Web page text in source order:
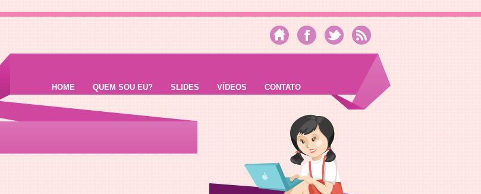
HOME QUEM SOU EU? SLIDES VÍDEOS CONTATO